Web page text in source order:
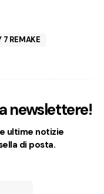
7 REMAKE
newslettere!
ultime notizie
di posta.